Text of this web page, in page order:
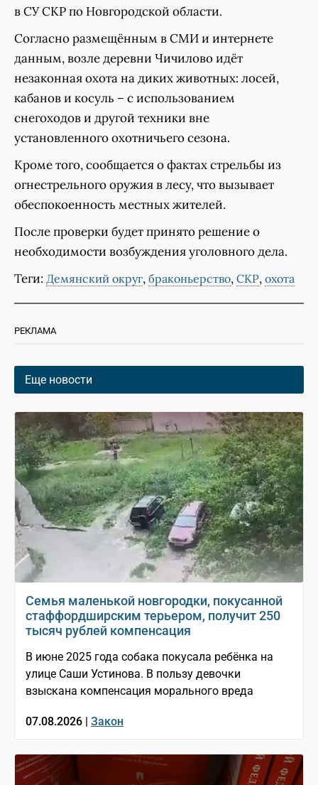
в СУ СКР по Новгородской области.
Согласно размещённым в СМИ и интернете
данным, возле деревни Чичилово идёт
незаконная охота на диких животных: лосей,
кабанов и косуль – с использованием
снегоходов и другой техники вне
установленного охотничьего сезона.
Кроме того, сообщается о фактах стрельбы из
огнестрельного оружия в лесу, что вызывает
обеспокоенность местных жителей.
После проверки будет принято решение о
необходимости возбуждения уголовного дела.
Теги: Демянский округ, браконьерство, СКР, охота
РЕКЛАМА
Еще новости
Семья маленькой новгородки, покусанной
стаффордширским терьером, получит 250
тысяч рублей компенсация
В июне 2025 года собака покусала ребёнка на
улице Саши Устинова. В пользу девочки
взыскана компенсация морального вреда
07.08.2026 | Закон